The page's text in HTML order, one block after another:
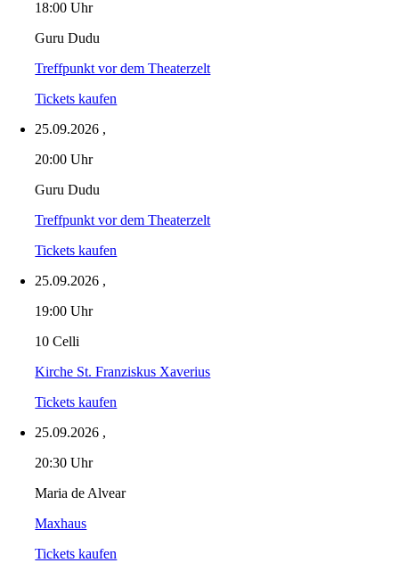
18:00 Uhr
Guru Dudu
Treffpunkt vor dem Theaterzelt
Tickets kaufen
25.09.2026 ,
20:00 Uhr
Guru Dudu
Treffpunkt vor dem Theaterzelt
Tickets kaufen
25.09.2026 ,
19:00 Uhr
10 Celli
Kirche St. Franziskus Xaverius
Tickets kaufen
25.09.2026 ,
20:30 Uhr
Maria de Alvear
Maxhaus
Tickets kaufen